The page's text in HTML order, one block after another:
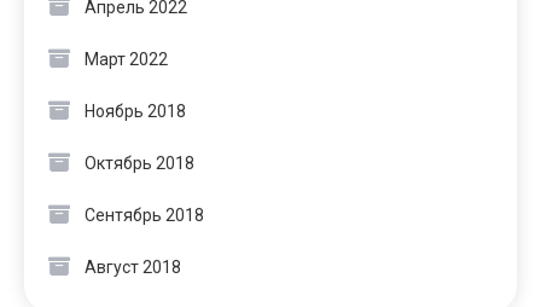
Апрель 2022
Март 2022
Ноябрь 2018
Октябрь 2018
Сентябрь 2018
Август 2018